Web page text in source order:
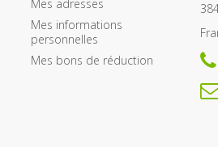
Mes adresses
Mes informations
personnelles
Mes bons de réduction